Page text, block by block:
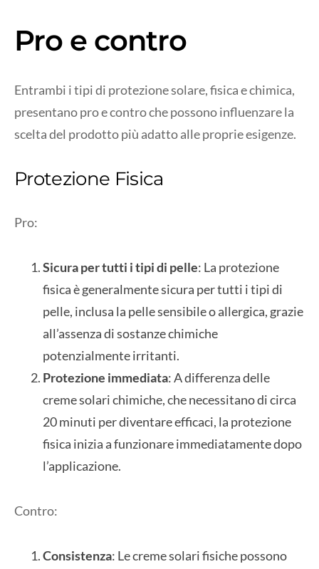
Pro e contro
Entrambi i tipi di protezione solare, fisica e chimica,
presentano pro e contro che possono influenzare la
scelta del prodotto più adatto alle proprie esigenze.
Protezione Fisica
Pro:
Sicura per tutti i tipi di pelle: La protezione
fisica è generalmente sicura per tutti i tipi di
pelle, inclusa la pelle sensibile o allergica, grazie
all’assenza di sostanze chimiche
potenzialmente irritanti.
Protezione immediata: A differenza delle
creme solari chimiche, che necessitano di circa
20 minuti per diventare efficaci, la protezione
fisica inizia a funzionare immediatamente dopo
l’applicazione.
Contro:
Consistenza: Le creme solari fisiche possono